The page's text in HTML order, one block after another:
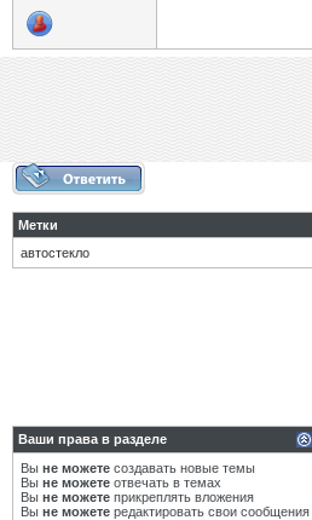
Метки
автостекло
Ваши права в разделе
Вы не можете создавать новые темы
Вы не можете отвечать в темах
Вы не можете прикреплять вложения
Вы не можете редактировать свои сообщения